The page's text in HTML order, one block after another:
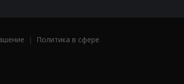
|
Политика в сфере